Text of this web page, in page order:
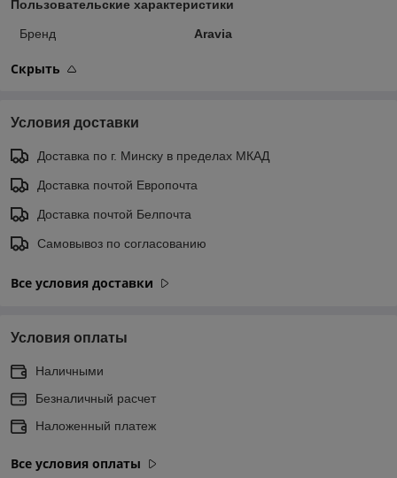
Пользовательские характеристики
Бренд Aravia
Скрыть
Условия доставки
Доставка по г. Минску в пределах МКАД
Доставка почтой Европочта
Доставка почтой Белпочта
Самовывоз по согласованию
Все условия доставки
Условия оплаты
Наличными
Безналичный расчет
Наложенный платеж
Все условия оплаты